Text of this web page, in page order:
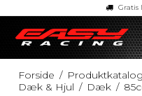
Gratis
Forside / Produktkatalog
Dæk & Hjul / Dæk /